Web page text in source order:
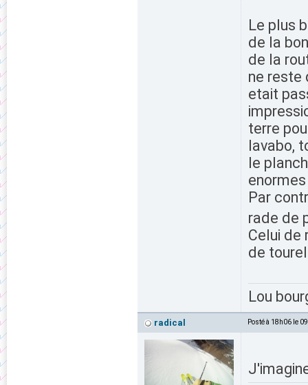
Le plus
de la
de la
ne reste
etait
terre
lavabo,
le
Par
rade de
Celui de
de
Lou
radical Posté à 18h06 le